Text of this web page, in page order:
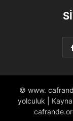
© www.
yolculuk |